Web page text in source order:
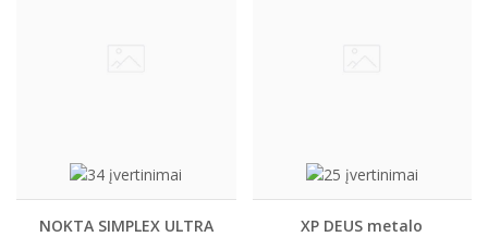
NOKTA SIMPLEX ULTRA
XP DEUS metalo